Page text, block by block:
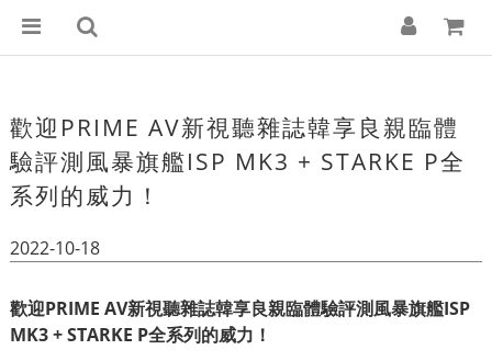
歡迎PRIME AV新視聽雜誌韓享良親臨體
驗評測風暴旗艦ISP MK3 + STARKE P全
系列的威力！
2022-10-18
歡迎PRIME AV新視聽雜誌韓享良親臨體驗評測風暴旗艦ISP
MK3 + STARKE P全系列的威力！